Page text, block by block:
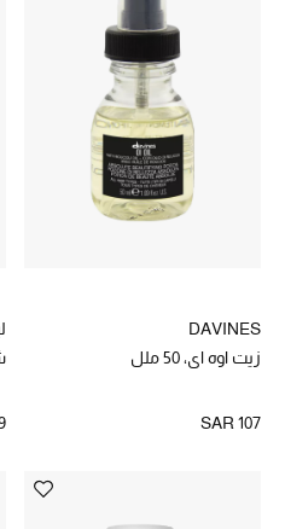
DAVINES
زيت اوه اي، 50 ملل
SAR 107